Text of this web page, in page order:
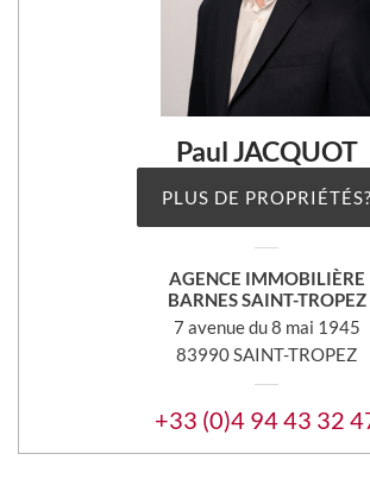
Paul JACQUOT
PLUS DE PROPRIÉTÉS?
AGENCE IMMOBILIÈRE
BARNES SAINT-TROPEZ
7 avenue du 8 mai 1945
83990 SAINT-TROPEZ
+33 (0)4 94 43 32